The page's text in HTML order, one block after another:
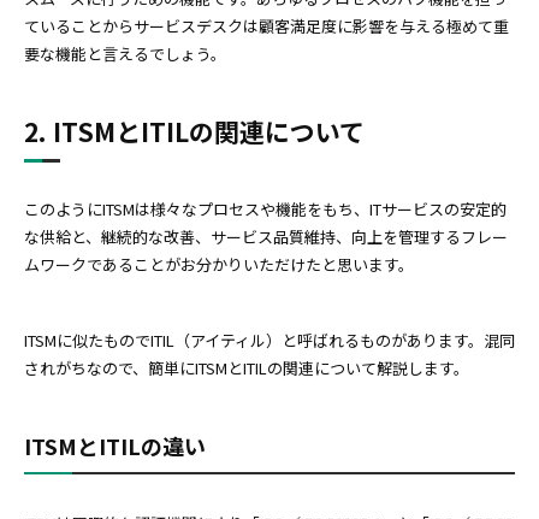
ていることからサービスデスクは顧客満足度に影響を与える極めて重
要な機能と言えるでしょう。
2. ITSMとITILの関連について
このようにITSMは様々なプロセスや機能をもち、ITサービスの安定的
な供給と、継続的な改善、サービス品質維持、向上を管理するフレー
ムワークであることがお分かりいただけたと思います。
ITSMに似たものでITIL（アイティル）と呼ばれるものがあります。混同
されがちなので、簡単にITSMとITILの関連について解説します。
ITSMとITILの違い